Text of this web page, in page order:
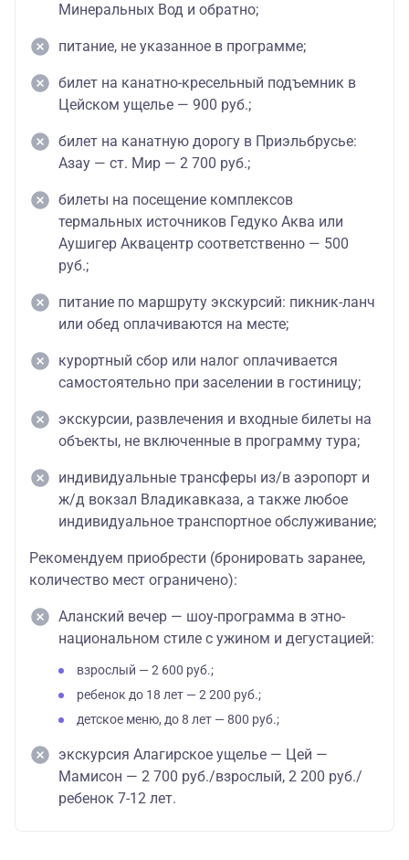
Минеральных Вод и обратно;
питание, не указанное в программе;
билет на канатно-кресельный подъемник в
Цейском ущелье — 900 руб.;
билет на канатную дорогу в Приэльбрусье:
Азау — ст. Мир — 2 700 руб.;
билеты на посещение комплексов
термальных источников Гедуко Аква или
Аушигер Аквацентр соответственно — 500
руб.;
питание по маршруту экскурсий: пикник-ланч
или обед оплачиваются на месте;
курортный сбор или налог оплачивается
самостоятельно при заселении в гостиницу;
экскурсии, развлечения и входные билеты на
объекты, не включенные в программу тура;
индивидуальные трансферы из/в аэропорт и
ж/д вокзал Владикавказа, а также любое
индивидуальное транспортное обслуживание;
Рекомендуем приобрести (бронировать заранее,
количество мест ограничено):
Аланский вечер — шоу-программа в этно-
национальном стиле с ужином и дегустацией:
взрослый — 2 600 руб.;
ребенок до 18 лет — 2 200 руб.;
детское меню, до 8 лет — 800 руб.;
экскурсия Алагирское ущелье — Цей —
Мамисон — 2 700 руб./взрослый, 2 200 руб./
ребенок 7-12 лет.